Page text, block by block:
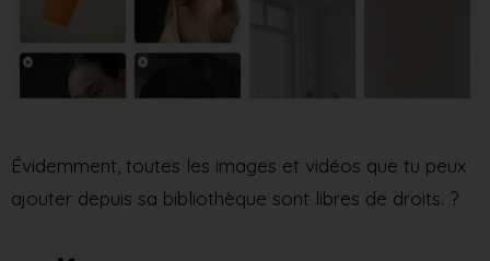
Évidemment, toutes les images et vidéos que tu peux
ajouter depuis sa bibliothèque sont libres de droits. ?